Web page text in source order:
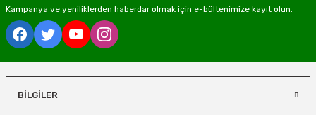
Kampanya ve yeniliklerden haberdar olmak için e-bültenimize kayıt olun.
BİLGİLER